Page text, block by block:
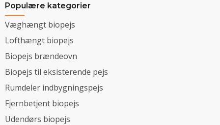
Populære kategorier
Væghængt biopejs
Lofthængt biopejs
Biopejs brændeovn
Biopejs til eksisterende pejs
Rumdeler indbygningspejs
Fjernbetjent biopejs
Udendørs biopejs